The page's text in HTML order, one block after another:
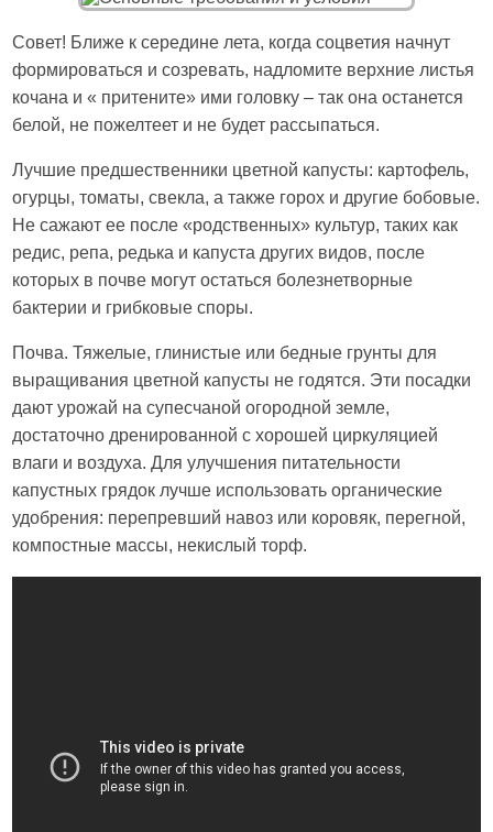
Совет! Ближе к середине лета, когда соцветия начнут
формироваться и созревать, надломите верхние листья
кочана и « притените» ими головку – так она останется
белой, не пожелтеет и не будет рассыпаться.
Лучшие предшественники цветной капусты: картофель,
огурцы, томаты, свекла, а также горох и другие бобовые.
Не сажают ее после «родственных» культур, таких как
редис, репа, редька и капуста других видов, после
которых в почве могут остаться болезнетворные
бактерии и грибковые споры.
Почва. Тяжелые, глинистые или бедные грунты для
выращивания цветной капусты не годятся. Эти посадки
дают урожай на супесчаной огородной земле,
достаточно дренированной с хорошей циркуляцией
влаги и воздуха. Для улучшения питательности
капустных грядок лучше использовать органические
удобрения: перепревший навоз или коровяк, перегной,
компостные массы, некислый торф.